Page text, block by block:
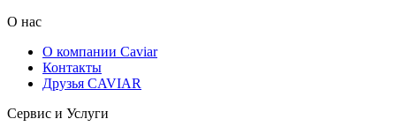
О нас
О компании Caviar
Контакты
Друзья CAVIAR
Сервис и Услуги